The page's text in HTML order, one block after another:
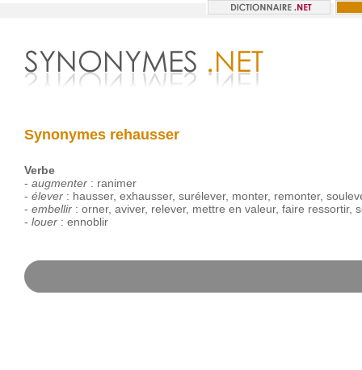
Synonymes rehausser
Verbe
- augmenter: ranimer
- élever: hausser, exhausser, surélever, monter, remonter,
- embellir: orner, aviver, relever, mettre en valeur, faire ressortir,
- louer: ennoblir